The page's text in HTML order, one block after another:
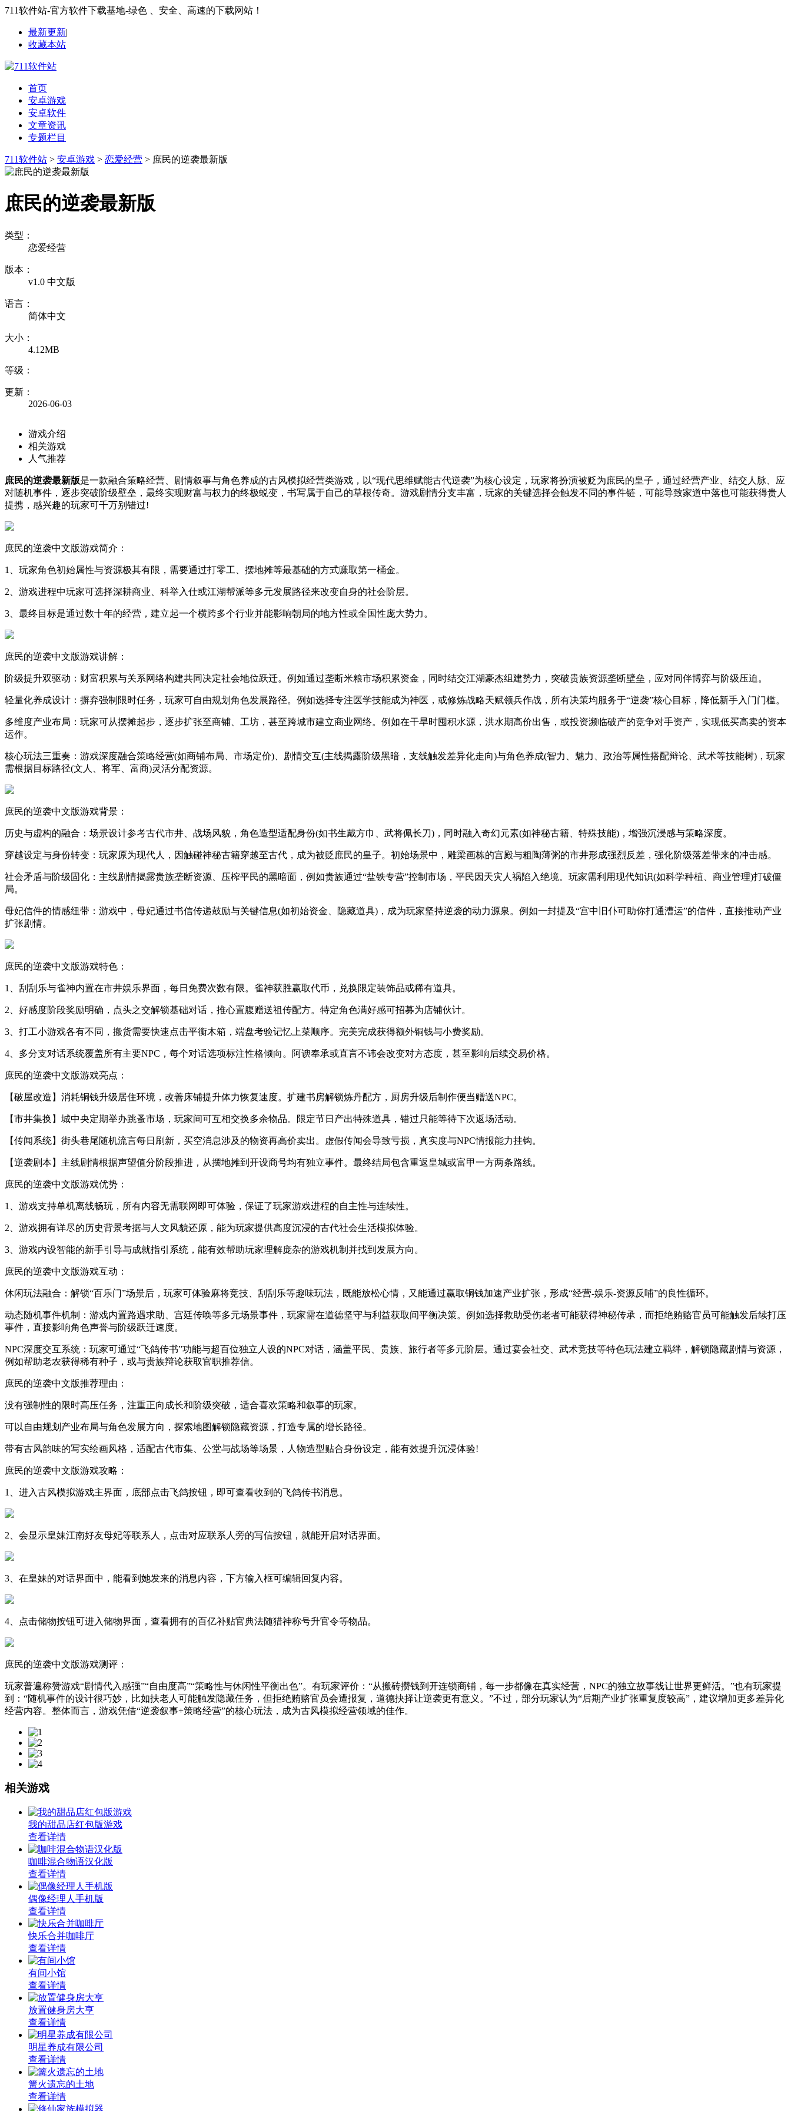
711软件站-官方软件下载基地-绿色 、安全、高速的下载网站！
最新更新|
收藏本站
首页
安卓游戏
安卓软件
文章资讯
专题栏目
711软件站 > 安卓游戏 > 恋爱经营 > 庶民的逆袭最新版
庶民的逆袭最新版
类型：
恋爱经营
版本：
v1.0 中文版
语言：
简体中文
大小：
4.12MB
等级：
更新：
2026-06-03
游戏介绍
相关游戏
人气推荐
庶民的逆袭最新版是一款融合策略经营、剧情叙事与角色养成的古风模拟经营类游戏，以“现代思维赋能古代逆袭”为核心设定，玩家将扮演被贬为庶民的皇子，通过经营产业、结交人脉、应
对随机事件，逐步突破阶级壁垒，最终实现财富与权力的终极蜕变，书写属于自己的草根传奇。游戏剧情分支丰富，玩家的关键选择会触发不同的事件链，可能导致家道中落也可能获得贵人
提携，感兴趣的玩家可千万别错过!
庶民的逆袭中文版游戏简介：
1、玩家角色初始属性与资源极其有限，需要通过打零工、摆地摊等最基础的方式赚取第一桶金。
2、游戏进程中玩家可选择深耕商业、科举入仕或江湖帮派等多元发展路径来改变自身的社会阶层。
3、最终目标是通过数十年的经营，建立起一个横跨多个行业并能影响朝局的地方性或全国性庞大势力。
庶民的逆袭中文版游戏讲解：
阶级提升双驱动：财富积累与关系网络构建共同决定社会地位跃迁。例如通过垄断米粮市场积累资金，同时结交江湖豪杰组建势力，突破贵族资源垄断壁垒，应对同伴博弈与阶级压迫。
轻量化养成设计：摒弃强制限时任务，玩家可自由规划角色发展路径。例如选择专注医学技能成为神医，或修炼战略天赋领兵作战，所有决策均服务于“逆袭”核心目标，降低新手入门门槛。
多维度产业布局：玩家可从摆摊起步，逐步扩张至商铺、工坊，甚至跨城市建立商业网络。例如在干旱时囤积水源，洪水期高价出售，或投资濒临破产的竞争对手资产，实现低买高卖的资本
运作。
核心玩法三重奏：游戏深度融合策略经营(如商铺布局、市场定价)、剧情交互(主线揭露阶级黑暗，支线触发差异化走向)与角色养成(智力、魅力、政治等属性搭配辩论、武术等技能树)，玩家
需根据目标路径(文人、将军、富商)灵活分配资源。
庶民的逆袭中文版游戏背景：
历史与虚构的融合：场景设计参考古代市井、战场风貌，角色造型适配身份(如书生戴方巾、武将佩长刀)，同时融入奇幻元素(如神秘古籍、特殊技能)，增强沉浸感与策略深度。
穿越设定与身份转变：玩家原为现代人，因触碰神秘古籍穿越至古代，成为被贬庶民的皇子。初始场景中，雕梁画栋的宫殿与粗陶薄粥的市井形成强烈反差，强化阶级落差带来的冲击感。
社会矛盾与阶级固化：主线剧情揭露贵族垄断资源、压榨平民的黑暗面，例如贵族通过“盐铁专营”控制市场，平民因天灾人祸陷入绝境。玩家需利用现代知识(如科学种植、商业管理)打破僵
局。
母妃信件的情感纽带：游戏中，母妃通过书信传递鼓励与关键信息(如初始资金、隐藏道具)，成为玩家坚持逆袭的动力源泉。例如一封提及“宫中旧仆可助你打通漕运”的信件，直接推动产业
扩张剧情。
庶民的逆袭中文版游戏特色：
1、刮刮乐与雀神内置在市井娱乐界面，每日免费次数有限。雀神获胜赢取代币，兑换限定装饰品或稀有道具。
2、好感度阶段奖励明确，点头之交解锁基础对话，推心置腹赠送祖传配方。特定角色满好感可招募为店铺伙计。
3、打工小游戏各有不同，搬货需要快速点击平衡木箱，端盘考验记忆上菜顺序。完美完成获得额外铜钱与小费奖励。
4、多分支对话系统覆盖所有主要NPC，每个对话选项标注性格倾向。阿谀奉承或直言不讳会改变对方态度，甚至影响后续交易价格。
庶民的逆袭中文版游戏亮点：
【破屋改造】消耗铜钱升级居住环境，改善床铺提升体力恢复速度。扩建书房解锁炼丹配方，厨房升级后制作便当赠送NPC。
【市井集换】城中央定期举办跳蚤市场，玩家间可互相交换多余物品。限定节日产出特殊道具，错过只能等待下次返场活动。
【传闻系统】街头巷尾随机流言每日刷新，买空消息涉及的物资再高价卖出。虚假传闻会导致亏损，真实度与NPC情报能力挂钩。
【逆袭剧本】主线剧情根据声望值分阶段推进，从摆地摊到开设商号均有独立事件。最终结局包含重返皇城或富甲一方两条路线。
庶民的逆袭中文版游戏优势：
1、游戏支持单机离线畅玩，所有内容无需联网即可体验，保证了玩家游戏进程的自主性与连续性。
2、游戏拥有详尽的历史背景考据与人文风貌还原，能为玩家提供高度沉浸的古代社会生活模拟体验。
3、游戏内设智能的新手引导与成就指引系统，能有效帮助玩家理解庞杂的游戏机制并找到发展方向。
庶民的逆袭中文版游戏互动：
休闲玩法融合：解锁“百乐门”场景后，玩家可体验麻将竞技、刮刮乐等趣味玩法，既能放松心情，又能通过赢取铜钱加速产业扩张，形成“经营-娱乐-资源反哺”的良性循环。
动态随机事件机制：游戏内置路遇求助、宫廷传唤等多元场景事件，玩家需在道德坚守与利益获取间平衡决策。例如选择救助受伤老者可能获得神秘传承，而拒绝贿赂官员可能触发后续打压
事件，直接影响角色声誉与阶级跃迁速度。
NPC深度交互系统：玩家可通过“飞鸽传书”功能与超百位独立人设的NPC对话，涵盖平民、贵族、旅行者等多元阶层。通过宴会社交、武术竞技等特色玩法建立羁绊，解锁隐藏剧情与资源，
例如帮助老农获得稀有种子，或与贵族辩论获取官职推荐信。
庶民的逆袭中文版推荐理由：
没有强制性的限时高压任务，注重正向成长和阶级突破，适合喜欢策略和叙事的玩家。
可以自由规划产业布局与角色发展方向，探索地图解锁隐藏资源，打造专属的增长路径。
带有古风韵味的写实绘画风格，适配古代市集、公堂与战场等场景，人物造型贴合身份设定，能有效提升沉浸体验!
庶民的逆袭中文版游戏攻略：
1、进入古风模拟游戏主界面，底部点击飞鸽按钮，即可查看收到的飞鸽传书消息。
2、会显示皇妹江南好友母妃等联系人，点击对应联系人旁的写信按钮，就能开启对话界面。
3、在皇妹的对话界面中，能看到她发来的消息内容，下方输入框可编辑回复内容。
4、点击储物按钮可进入储物界面，查看拥有的百亿补贴官典法随猎神称号升官令等物品。
庶民的逆袭中文版游戏测评：
玩家普遍称赞游戏“剧情代入感强”“自由度高”“策略性与休闲性平衡出色”。有玩家评价：“从搬砖攒钱到开连锁商铺，每一步都像在真实经营，NPC的独立故事线让世界更鲜活。”也有玩家提
到：“随机事件的设计很巧妙，比如扶老人可能触发隐藏任务，但拒绝贿赂官员会遭报复，道德抉择让逆袭更有意义。”不过，部分玩家认为“后期产业扩张重复度较高”，建议增加更多差异化
经营内容。整体而言，游戏凭借“逆袭叙事+策略经营”的核心玩法，成为古风模拟经营领域的佳作。
相关游戏
我的甜品店红包版游戏
查看详情
咖啡混合物语汉化版
查看详情
偶像经理人手机版
查看详情
快乐合并咖啡厅
查看详情
有间小馆
查看详情
放置健身房大亨
查看详情
明星养成有限公司
查看详情
篝火遗忘的土地
查看详情